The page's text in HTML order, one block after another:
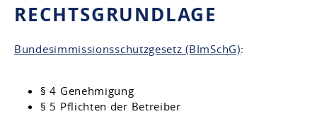
RECHTSGRUNDLAGE
Bundesimmissionsschutzgesetz (BImSchG):
§ 4 Genehmigung
§ 5 Pflichten der Betreiber